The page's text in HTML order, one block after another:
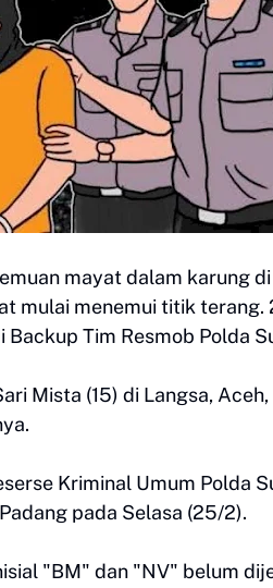
mayat dalam karung
mulai menemui titik terang.
Tim Resmob Polda
Mista (15) di Langsa,
Kriminal Umum Polda
pada Selasa (25/2).
"BM" dan "NV" belum